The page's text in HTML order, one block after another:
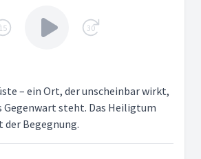
30
– ein Ort, der unscheinbar wirkt,
Gegenwart steht. Das Heiligtum
der Begegnung.